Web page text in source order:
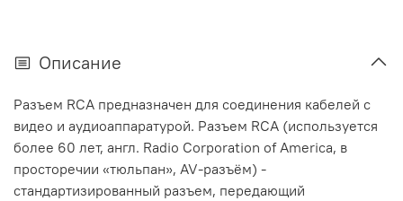
Описание
Разъем RCA предназначен для соединения кабелей с
видео и аудиоаппаратурой. Разъем RCA (используется
более 60 лет, англ. Radio Corporation of America, в
просторечии «тюльпан», AV-разъём) -
стандартизированный разъем, передающий